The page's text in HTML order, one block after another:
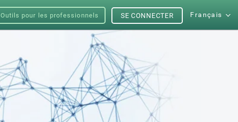
Outils pour les professionnels Français
SE CONNECTER